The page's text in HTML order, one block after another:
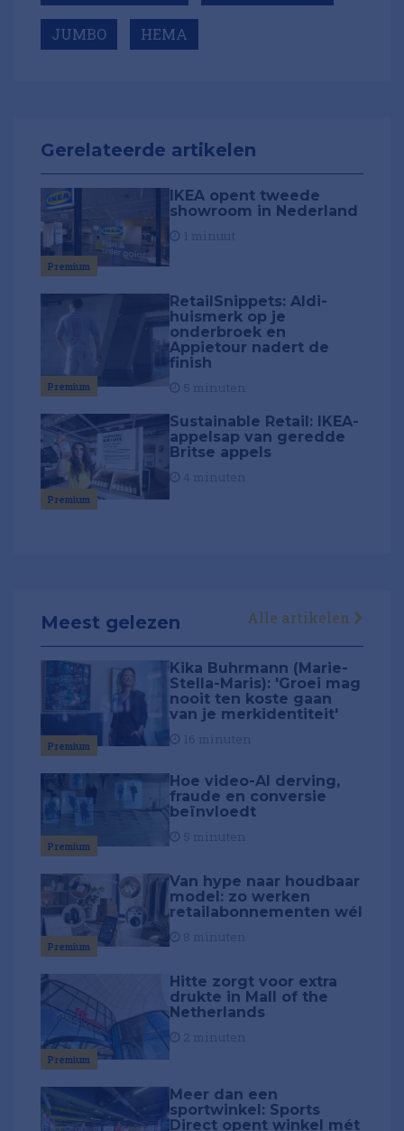
JUMBO HEMA
Gerelateerde artikelen
Premium
IKEA opent tweede
showroom in Nederland
Premium
RetailSnippets: Aldi-
huismerk op je
onderbroek en
Appietour nadert de
finish
Premium
Sustainable Retail: IKEA-
appelsap van geredde
Britse appels
Meest gelezen Alle artikelen
Premium
Kika Buhrmann (Marie-
Stella-Maris): 'Groei mag
nooit ten koste gaan
van je merkidentiteit'
Premium
Hoe video-AI derving,
fraude en conversie
beïnvloedt
Premium
Van hype naar houdbaar
model: zo werken
retailabonnementen wél
Premium
Hitte zorgt voor extra
drukte in Mall of the
Netherlands
Meer dan een
sportwinkel: Sports
Direct opent winkel mét